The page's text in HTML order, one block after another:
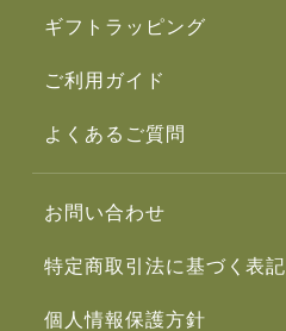
ギフトラッピング
ご利用ガイド
よくあるご質問
お問い合わせ
特定商取引法に基づく表記
個人情報保護方針